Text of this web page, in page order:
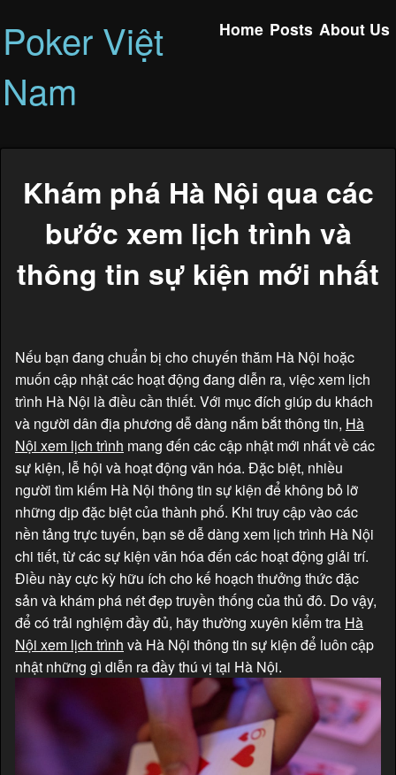
Poker Việt
Nam
Home Posts About Us
Khám phá Hà Nội qua các
bước xem lịch trình và
thông tin sự kiện mới nhất
Nếu bạn đang chuẩn bị cho chuyến thăm Hà Nội hoặc
muốn cập nhật các hoạt động đang diễn ra, việc xem lịch
trình Hà Nội là điều cần thiết. Với mục đích giúp du khách
và người dân địa phương dễ dàng nắm bắt thông tin, Hà
Nội xem lịch trình mang đến các cập nhật mới nhất về các
sự kiện, lễ hội và hoạt động văn hóa. Đặc biệt, nhiều
người tìm kiếm Hà Nội thông tin sự kiện để không bỏ lỡ
những dịp đặc biệt của thành phố. Khi truy cập vào các
nền tảng trực tuyến, bạn sẽ dễ dàng xem lịch trình Hà Nội
chi tiết, từ các sự kiện văn hóa đến các hoạt động giải trí.
Điều này cực kỳ hữu ích cho kế hoạch thưởng thức đặc
sản và khám phá nét đẹp truyền thống của thủ đô. Do vậy,
để có trải nghiệm đầy đủ, hãy thường xuyên kiểm tra Hà
Nội xem lịch trình và Hà Nội thông tin sự kiện để luôn cập
nhật những gì diễn ra đầy thú vị tại Hà Nội.